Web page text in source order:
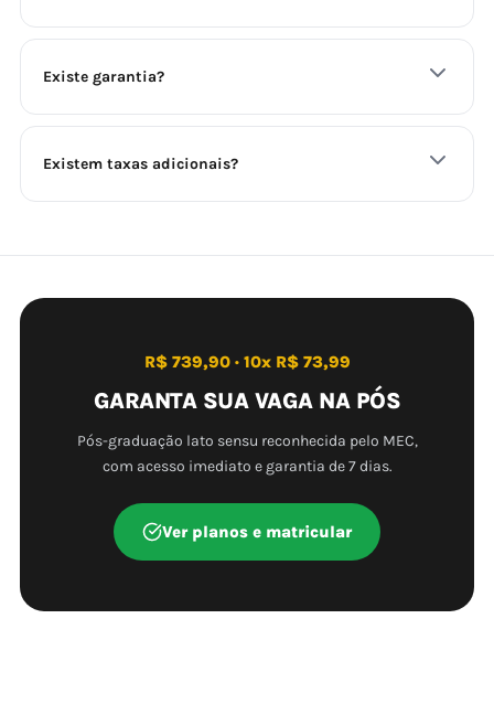
Existe garantia?
Existem taxas adicionais?
R$ 739,90 · 10x R$ 73,99
GARANTA SUA VAGA NA PÓS
Pós-graduação lato sensu reconhecida pelo MEC,
com acesso imediato e garantia de 7 dias.
Ver planos e matricular